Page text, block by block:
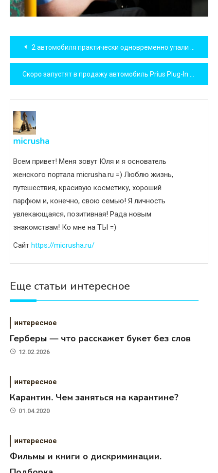
Навигация
по
записям
2 автомобиля практически одновременно упали в реку
Скоро запустят в продажу автомобиль Prius Plug-In Hybrid
micrusha
Всем привет! Меня зовут Юля и я основатель
женского портала micrusha.ru =) Люблю жизнь,
путешествия, красивую косметику, хороший
парфюм и, конечно, свою семью! Я личность
увлекающаяся, позитивная! Рада новым
знакомствам! Ко мне на ТЫ =)
Сайт https://micrusha.ru/
Еще статьи интересное
интересное
Герберы — что расскажет букет без слов
12.02.2026
интересное
Карантин. Чем заняться на карантине?
01.04.2020
интересное
Фильмы и книги о дискриминации.